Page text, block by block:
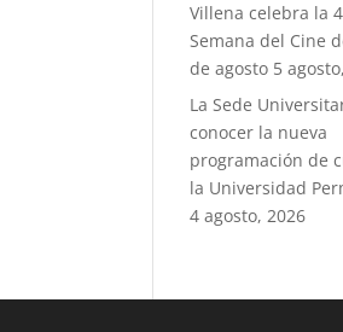
Villena celebra la
Semana del Cine
de agosto 5
La Sede
conocer la nueva
programación de
la Universidad
4 agosto, 2026